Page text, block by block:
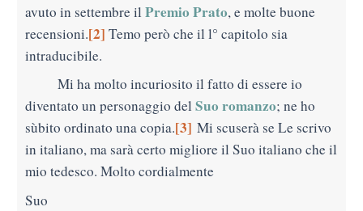
avuto in settembre il Premio Prato, e molte buone
recensioni.[2] Temo però che il l° capitolo sia
intraducibile.
Mi ha molto incuriosito il fatto di essere io
diventato un personaggio del Suo romanzo; ne ho
sùbito ordinato una copia.[3] Mi scuserà se Le scrivo
in italiano, ma sarà certo migliore il Suo italiano che il
mio tedesco. Molto cordialmente
Suo